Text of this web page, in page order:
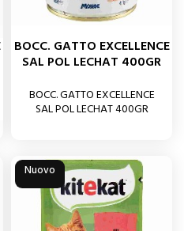
BOCC. GATTO EXCELLENCE
SAL POL LECHAT 400GR
BOCC. GATTO EXCELLENCE
SAL POL LECHAT 400GR
Nuovo